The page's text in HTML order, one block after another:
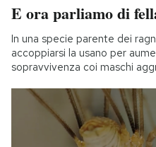
E ora parliamo di
In una specie parente dei
accoppiarsi la usano per
sopravvivenza coi maschi